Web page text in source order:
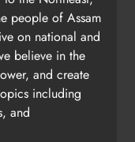
people of Assam
on national and
believe in the
and create
including
and